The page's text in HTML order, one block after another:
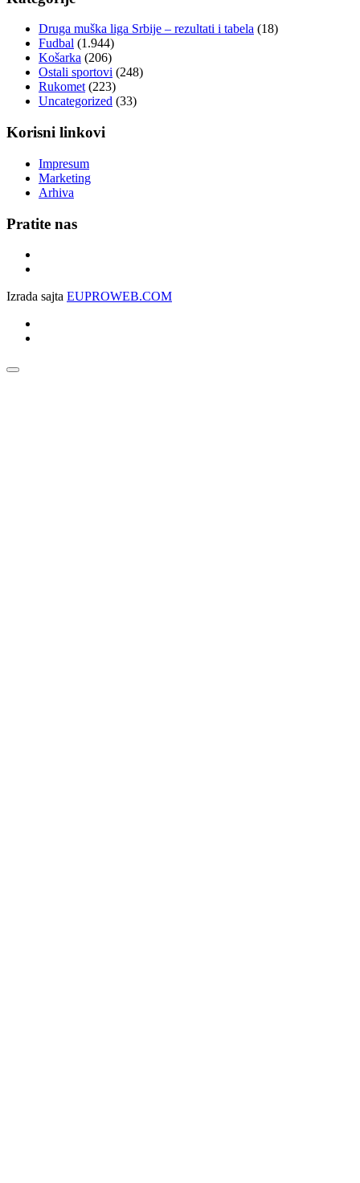
Druga muška liga Srbije – rezultati i tabela (18)
Fudbal (1.944)
Košarka (206)
Ostali sportovi (248)
Rukomet (223)
Uncategorized (33)
Korisni linkovi
Impresum
Marketing
Arhiva
Pratite nas
Izrada sajta EUPROWEB.COM